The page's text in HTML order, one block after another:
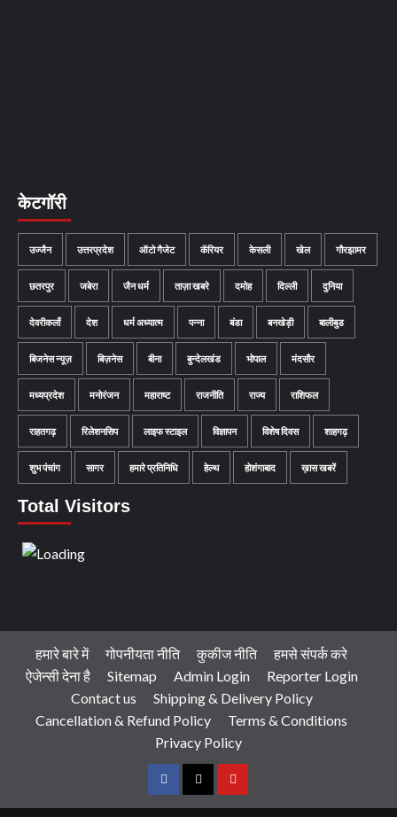
केटगॉरी
उज्जैन उत्तरप्रदेश ऑटो गैजेट कॅरियर केसली खेल गौरझामर
छतरपुर जबेरा जैन धर्म ताज़ा खबरे दमोह दिल्ली दुनिया
देवरीकलाँ देश धर्म अध्यात्म पन्ना बंडा बनखेड़ी बालीबुड
बिजनेस न्यूज़ बिज़नेस बीना बुन्देलखंड भोपाल मंदसौर
मध्यप्रदेश मनोरंजन महाराष्ट राजनीति राज्य राशिफल
राहतगढ़ रिलेशनसिप लाइफ स्टाइल विज्ञापन विशेष दिवस शाहगढ़
शुभ पंचांग सागर हमारे प्रतिनिधि हेल्थ होशंगाबाद ख़ास खबरें
Total Visitors
हमारे बारे में गोपनीयता नीति कुकीज नीति
हमसे संपर्क करे
ऐजेन्सी देना है
Sitemap Admin Login
Reporter Login
Contact us
Shipping & Delivery Policy
Cancellation & Refund Policy
Terms & Conditions
Privacy Policy
FacebookTwitterYoutube